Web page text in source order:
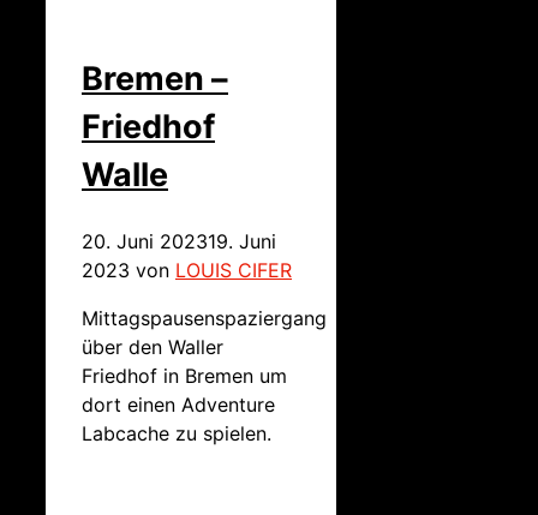
Bremen –
Friedhof
Walle
20. Juni 202319. Juni
2023 von LOUIS CIFER
Mittagspausenspaziergang
über den Waller
Friedhof in Bremen um
dort einen Adventure
Labcache zu spielen.